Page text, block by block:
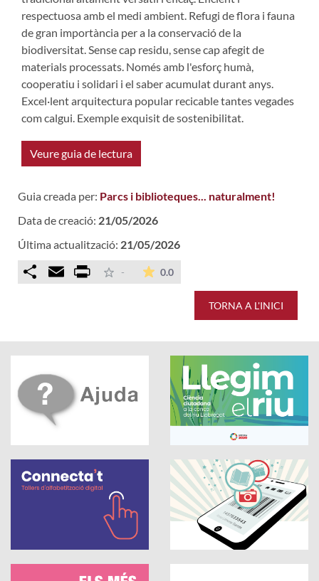
respectuosa amb el medi ambient. Refugi de flora i fauna
de gran importància per a la conservació de la
biodiversitat. Sense cap residu, sense cap afegit de
materials processats. Només amb l'esforç humà,
cooperatiu i solidari i el saber acumulat durant anys.
Excel·lent arquitectura popular recicable tantes vegades
com calgui. Exemple exquisit de sostenibilitat.
Veure guia de lectura
Guia creada per: Parcs i biblioteques... naturalment!
Data de creació: 21/05/2026
Última actualització: 21/05/2026
Comparteix
Email Print - 0.0La mitjana de les valoracions
TORNA A L'INICI